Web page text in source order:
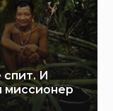
И
миссионер